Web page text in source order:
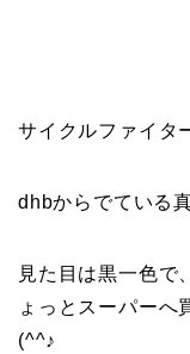
サイクルファイタ
dhbからでている
見た目は黒一色で
ょっとスーパーへ
(^^♪